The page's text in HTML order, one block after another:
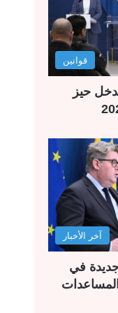
قوانين
حيز
آخر الأخبار
9 قوانين جديدة في